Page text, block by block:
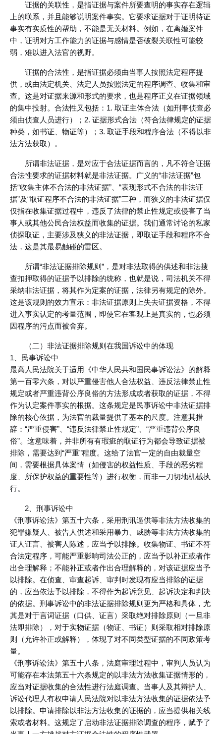
证据的关联性，是指证据与案件所要查明的事实存在逻辑
上的联系，并且能够说明案件事实。它要求证据对于证明待证
事实有实质性的帮助，不能是无关材料。例如，在离婚案件
中，证明对方工作能力的证据与感情是否破裂关联性可能较
弱，难以进入法官的视野。
证据的合法性，是指证据必须由当事人按照法定程序提
供，或由法定机关、法定人员按照法定的程序调查、收集和审
查。这是对证据来源和形式的要求，也是程序正义在证据领域
的集中投射。合法性又包括：1. 取证主体合法（如刑事侦查必
须由侦查人员进行）；2. 证据形式合法（符合法律规定的证据
种类，如书证、物证等）；3. 取证手段和程序合法（不得以非
法方法获取）。
所谓非法证据，是对应于合法证据而言的，凡不符合证据
合法性要求的证据材料就是非法证据。广义的“非法证据”包
括“收集主体不合法的非法证据”、“表现形式不合法的非法证
据”及“取证程序不合法的非法证据”三种，而狭义的非法证据仅
仅指在收集证据过程中，违反了法律的禁止性规定或侵害了当
事人或其他公民合法权益而收集的证据。我们通常讨论的私家
侦探取证，主要涉及狭义的非法证据，即取证手段和程序不合
法，这是其最易触碰的雷区。
所谓“非法证据排除规则”，是对非法取得的供述和非法搜
查扣押取得的证据予以排除的统称，也就是说，司法机关不得
采纳非法证据，将其作为定案的证据，法律另有规定的除外。
这是该规则的效力宣示：非法证据原则上失去证据资格，不得
进入事实认定的考量范围，即使它在客观上是真实的，也必须
因程序的污点而被舍弃。
（二）非法证据排除规则在我国诉讼中的体现
1、民事诉讼中
最高人民法院关于适用《中华人民共和国民事诉讼法》的解释
第一百零六条，对以严重侵害他人合法权益、违反法律禁止性
规定或者严重违背公序良俗的方法形成或者获取的证据，不得
作为认定案件事实的根据。这条规定是民事诉讼中非法证据排
除的核心依据，为法官的裁量提供了基本的尺度。注意其措
辞：“严重侵害”、“违反法律禁止性规定”、“严重违背公序良
俗”。这意味着，并非所有有瑕疵的取证行为都会导致证据被
排除，需要达到“严重”程度。这给了法官一定的自由裁量空
间，需要根据具体案情（如侵害的权益性质、手段的恶劣程
度、所保护权益的重要性等）进行权衡，而非一刀切地机械执
行。
2、刑事诉讼中
《刑事诉讼法》第五十六条，采用刑讯逼供等非法方法收集的
犯罪嫌疑人、被告人供述和采用暴力、威胁等非法方法收集的
证人证言、被害人陈述，应当予以排除。收集物证、书证不符
合法定程序，可能严重影响司法公正的，应当予以补正或者作
出合理解释；不能补正或者作出合理解释的，对该证据应当予
以排除。在侦查、审查起诉、审判时发现有应当排除的证据
的，应当依法予以排除，不得作为起诉意见、起诉决定和判决
的依据。刑事诉讼中的非法证据排除规则更为严格和具体，尤
其是对于言词证据（口供、证言）采取绝对排除原则（一旦非
法即排除），对于实物证据（物证、书证）则采取相对排除原
则（允许补正或解释），体现了对不同类型证据的不同政策考
量。
《刑事诉讼法》第五十八条，法庭审理过程中，审判人员认为
可能存在本法第五十六条规定的以非法方法收集证据情形的，
应当对证据收集的合法性进行法庭调查。当事人及其辩护人、
诉讼代理人有权申请人民法院对以非法方法收集的证据依法予
以排除。申请排除以非法方法收集的证据的，应当提供相关线
索或者材料。这规定了启动非法证据排除调查的程序，赋予了